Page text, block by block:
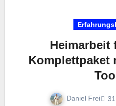
Heimarbeit
Komplettpaket
Daniel Frei